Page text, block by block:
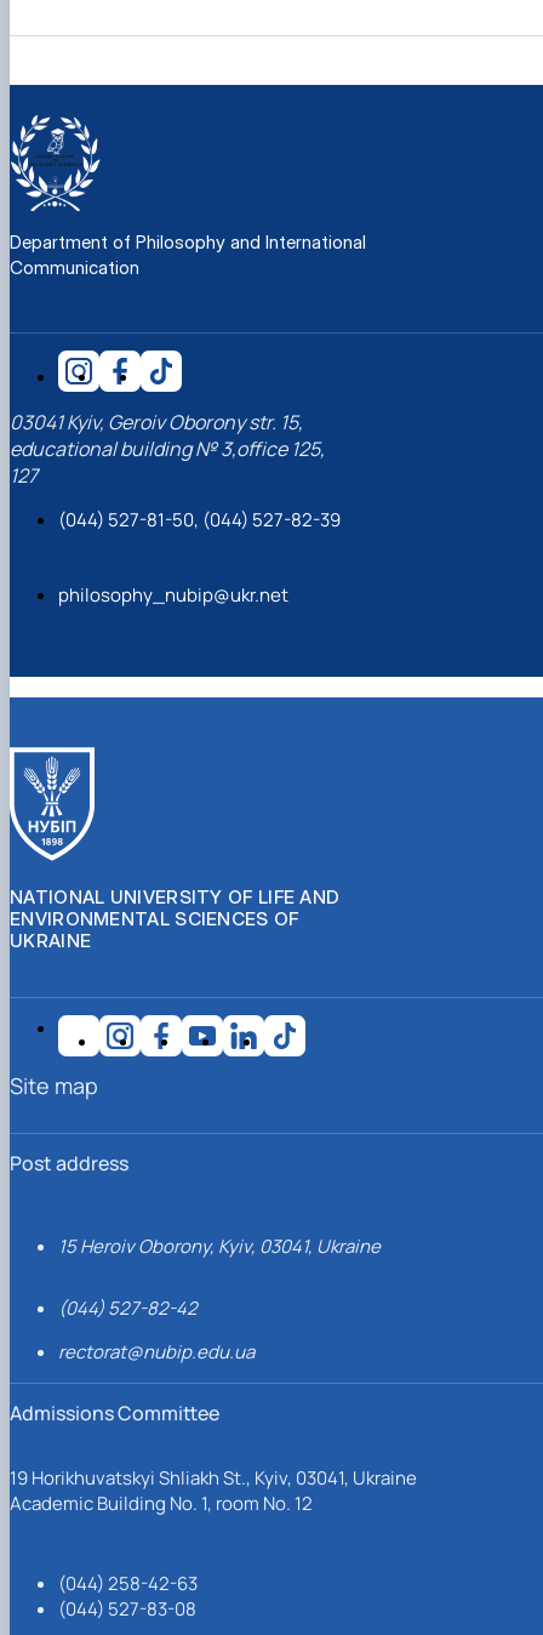
Department of Philosophy and International
Communication
03041 Kyiv, Geroiv Oborony str. 15,
educational building № 3,office 125,
127
(044) 527-81-50, (044) 527-82-39
philosophy_nubip@ukr.net
NATIONAL UNIVERSITY OF LIFE AND
ENVIRONMENTAL SCIENCES OF
UKRAINE
Post address
15 Heroiv Oborony, Kyiv, 03041, Ukraine
(044) 527-82-42
rectorat@nubip.edu.ua
Admissions Committee
19 Horikhuvatskyi Shliakh St., Kyiv, 03041, Ukraine
Academic Building No. 1, room No. 12
(044) 258-42-63
(044) 527-83-08
Site map